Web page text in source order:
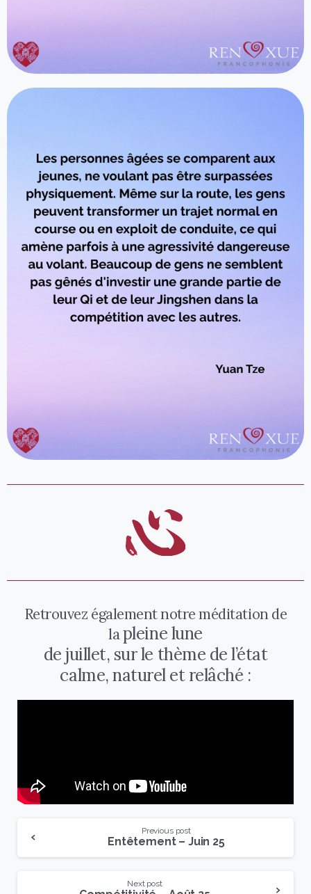
Retrouvez également notre méditation de
lapleine lune
de juillet, sur le thème de l’état
calme, naturel et relâché :
Previous post
Entêtement – Juin 25
Next post